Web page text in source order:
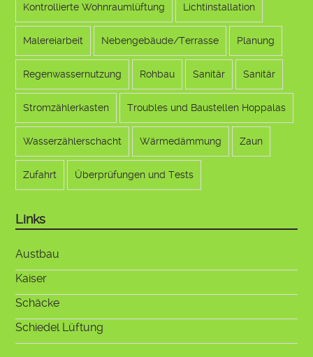
Kontrollierte Wohnraumlüftung Lichtinstallation
Malereiarbeit Nebengebäude/Terrasse Planung
Regenwassernutzung Rohbau Sanitär Sanitär
Stromzählerkasten Troubles und Baustellen Hoppalas
Wasserzählerschacht Wärmedämmung Zaun
Zufahrt Überprüfungen und Tests
Links
Austbau
Kaiser
Schäcke
Schiedel Lüftung